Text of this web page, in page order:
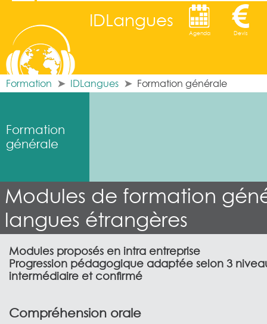
IDLangues
Agenda Devis
Formation IDLangues Formation générale
Formation
générale
Modules de formation
langues étrangères
Modules proposés en intra entreprise
Progression pédagogique adaptée selon 3
intermédiaire et confirmé
Compréhension orale